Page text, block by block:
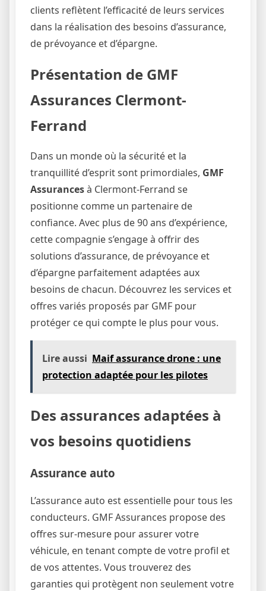
clients reflètent l’efficacité de leurs services
dans la réalisation des besoins d’assurance,
de prévoyance et d’épargne.
Présentation de GMF
Assurances Clermont-
Ferrand
Dans un monde où la sécurité et la
tranquillité d’esprit sont primordiales, GMF
Assurancesà Clermont-Ferrand se
positionne comme un partenaire de
confiance. Avec plus de 90 ans d’expérience,
cette compagnie s’engage à offrir des
solutions d’assurance, de prévoyance et
d’épargne parfaitement adaptées aux
besoins de chacun. Découvrez les services et
offres variés proposés par GMF pour
protéger ce qui compte le plus pour vous.
Lire aussi Maif assurance drone : une
protection adaptée pour les pilotes
Des assurances adaptées à
vos besoins quotidiens
Assurance auto
L’assurance auto est essentielle pour tous les
conducteurs. GMF Assurances propose des
offres sur-mesure pour assurer votre
véhicule, en tenant compte de votre profil et
de vos attentes. Vous trouverez des
garanties qui protègent non seulement votre